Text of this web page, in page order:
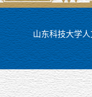
山东科技大学